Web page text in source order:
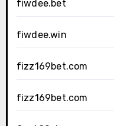
fiwdee.bet
fiwdee.win
fizz169bet.com
fizz169bet.com